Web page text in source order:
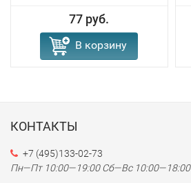
77 руб.
В корзину
КОНТАКТЫ
+7 (495)133-02-73
Пн—Пт 10:00—19:00 Сб—Вс 10:00—18:00